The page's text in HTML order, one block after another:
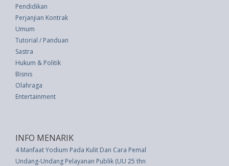
Pendidikan
Perjanjian Kontrak
Umum
Tutorial / Panduan
Sastra
Hukum & Politik
Bisnis
Olahraga
Entertainment
INFO MENARIK
4 Manfaat Yodium Pada Kulit Dan Cara Pemakaiannya
Undang-Undang Pelayanan Publik (UU 25 thn 2009)